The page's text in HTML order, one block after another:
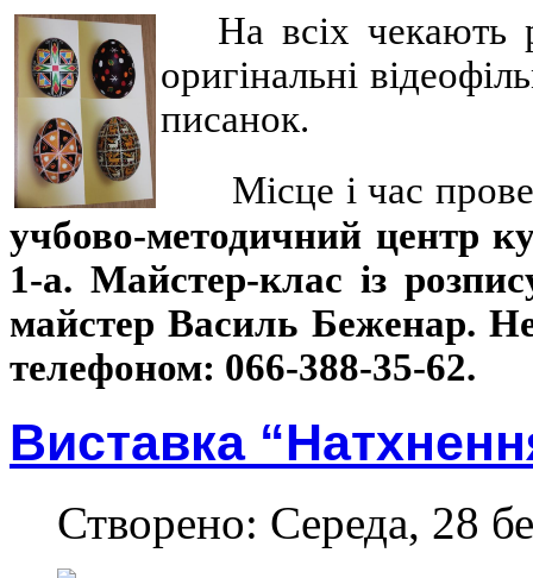
На всіх чекають
оригінальні
писанок.
Місце і час
учбово-методичний центр
1-а. Майстер-клас із
майстер Василь Беженар.
телефоном: 066-388-35-62.
Виставка
Створено: Середа, 28